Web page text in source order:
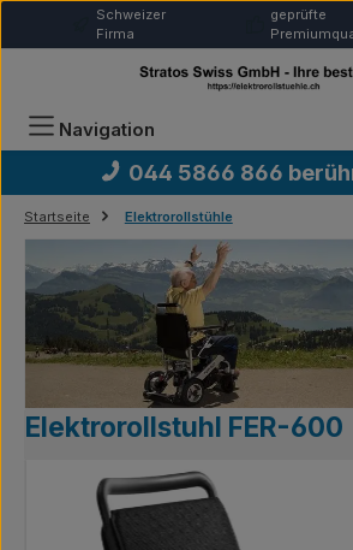
Zum Hauptinhalt springen
Schweizer
Firma
geprüfte
Navigation
044 5866 866
Startseite Elektrorollstühle
Elektrorollstuhl FER-600
Bildergalerie überspringen